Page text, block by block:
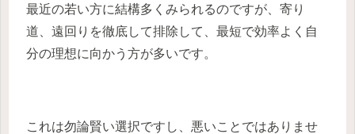
最近の若い方に結構多くみられるのですが、寄り
道、遠回りを徹底して排除して、最短で効率よく自
分の理想に向かう方が多いです。
これは勿論賢い選択ですし、悪いことではありませ